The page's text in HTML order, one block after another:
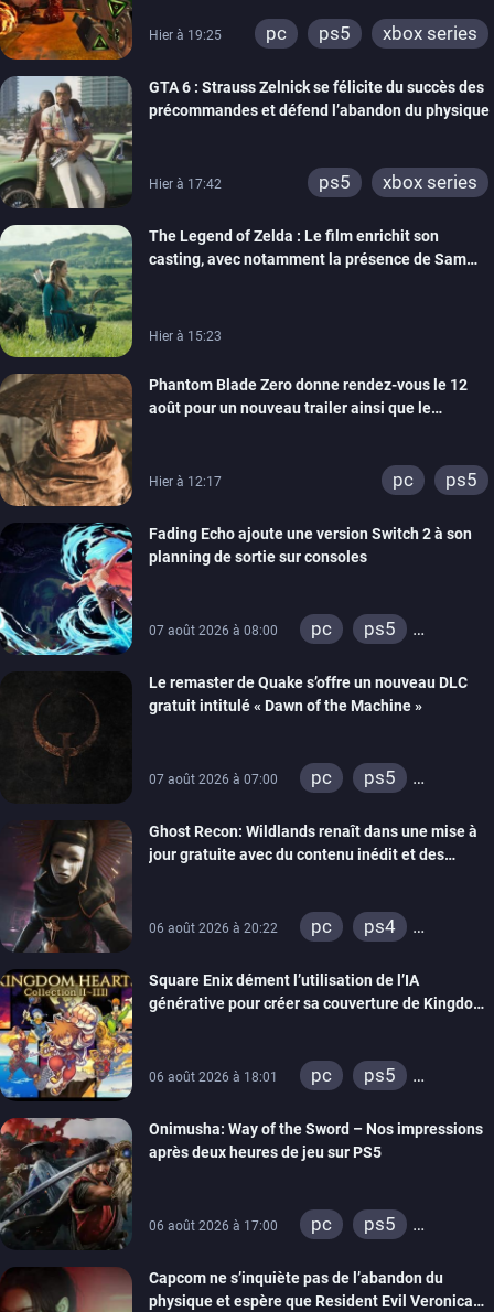
Hier à 19:25 pc ps5 xbox series
GTA 6 : Strauss Zelnick se félicite du succès des
précommandes et défend l’abandon du physique
Hier à 17:42 ps5 xbox series
The Legend of Zelda : Le film enrichit son
casting, avec notamment la présence de Sam
Hier à 15:23
Phantom Blade Zero donne rendez-vous le 12
août pour un nouveau trailer ainsi que le
Hier à 12:17 pc ps5
Fading Echo ajoute une version Switch 2 à son
planning de sortie sur consoles
07 août 2026 à 08:00 pc
ps5
Le remaster de Quake s’offre un nouveau DLC
gratuit intitulé « Dawn of the Machine »
07 août 2026 à 07:00 pc
ps5
switch
ps4
xbox one
Ghost Recon: Wildlands renaît dans une mise à
jour gratuite avec du contenu inédit et des
06 août 2026 à 20:22 pc
ps4
Square Enix dément l’utilisation de l’IA
générative pour créer sa couverture de Kingdom
06 août 2026 à 18:01 pc
ps5
switch 2
Onimusha: Way of the Sword – Nos impressions
après deux heures de jeu sur PS5
06 août 2026 à 17:00 pc
ps5
switch 2
Capcom ne s’inquiète pas de l’abandon du
physique et espère que Resident Evil Veronica